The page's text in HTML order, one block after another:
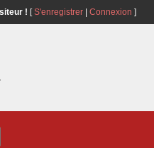
! [S'enregistrer| Connexion ]